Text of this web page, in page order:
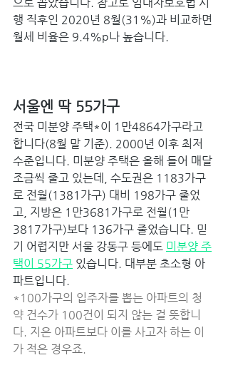
행 직후인 2020년 8월(31%)과 비교하면
월세 비율은 9.4%p나 높습니다.
서울엔 딱 55가구
전국 미분양 주택*이 1만4864가구라고
합니다(8월 말 기준). 2000년 이후 최저
수준입니다. 미분양 주택은 올해 들어 매달
조금씩 줄고 있는데, 수도권은 1183가구
로 전월(1381가구) 대비 198가구 줄었
고, 지방은 1만3681가구로 전월(1만
3817가구)보다 136가구 줄었습니다. 믿
기 어렵지만 서울 강동구 등에도 미분양 주
택이 55가구 있습니다. 대부분 초소형 아
파트입니다.
*100가구의 입주자를 뽑는 아파트의 청
약 건수가 100건이 되지 않는 걸 뜻합니
다. 지은 아파트보다 이를 사고자 하는 이
가 적은 경우죠.